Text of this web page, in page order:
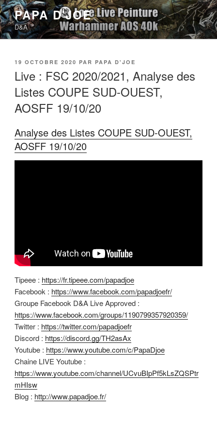
Aller
au
contenu
principal
PAPA D'JOE
D&A
PUBLIÉ
19 OCTOBRE 2020 PAR PAPA D'JOE
Live : FSC 2020/2021, Analyse des
Listes COUPE SUD-OUEST,
AOSFF 19/10/20
Analyse des Listes COUPE SUD-OUEST,
AOSFF 19/10/20
Tipeee : https://fr.tipeee.com/papadjoe
Facebook : https://www.facebook.com/papadjoefr/
Groupe Facebook D&A Live Approved :
https://www.facebook.com/groups/1190799357920359/
Twitter : https://twitter.com/papadjoefr
Discord : https://discord.gg/TH2asAx
Youtube : https://www.youtube.com/c/PapaDjoe
Chaine LIVE Youtube :
https://www.youtube.com/channel/UCvuBIpPf5kLsZQSPtr
mHIsw
Blog : http://www.papadjoe.fr/